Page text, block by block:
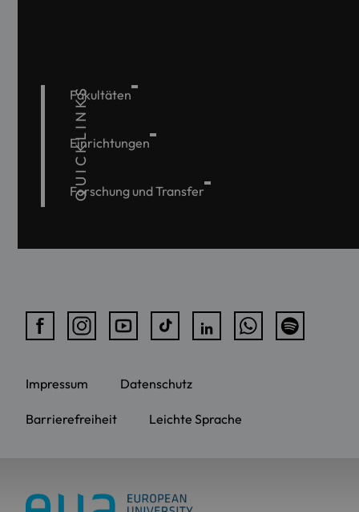
QUICKLINKS
Fakultäten
Einrichtungen
Forschung und Transfer
Impressum Datenschutz
Barrierefreiheit Leichte Sprache